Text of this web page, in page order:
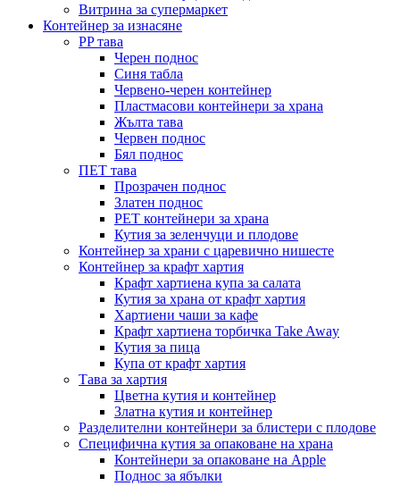
Витрина за супермаркет
Контейнер за изнасяне
PP тава
Черен поднос
Синя табла
Червено-черен контейнер
Пластмасови контейнери за храна
Жълта тава
Червен поднос
Бял поднос
ПЕТ тава
Прозрачен поднос
Златен поднос
PET контейнери за храна
Кутия за зеленчуци и плодове
Контейнер за храни с царевично нишесте
Контейнер за крафт хартия
Крафт хартиена купа за салата
Кутия за храна от крафт хартия
Хартиени чаши за кафе
Крафт хартиена торбичка Take Away
Кутия за пица
Купа от крафт хартия
Тава за хартия
Цветна кутия и контейнер
Златна кутия и контейнер
Разделителни контейнери за блистери с плодове
Специфична кутия за опаковане на храна
Контейнери за опаковане на Apple
Поднос за ябълки